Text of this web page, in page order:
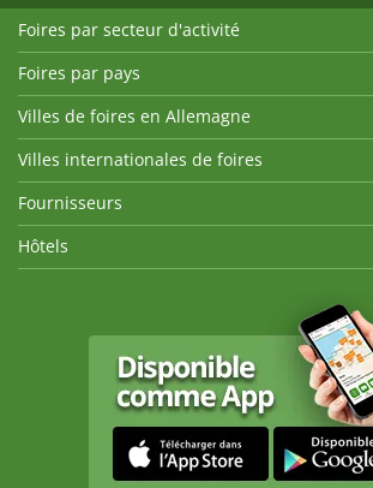
Foires par secteur d'activité
Foires par pays
Villes de foires en Allemagne
Villes internationales de foires
Fournisseurs
Hôtels